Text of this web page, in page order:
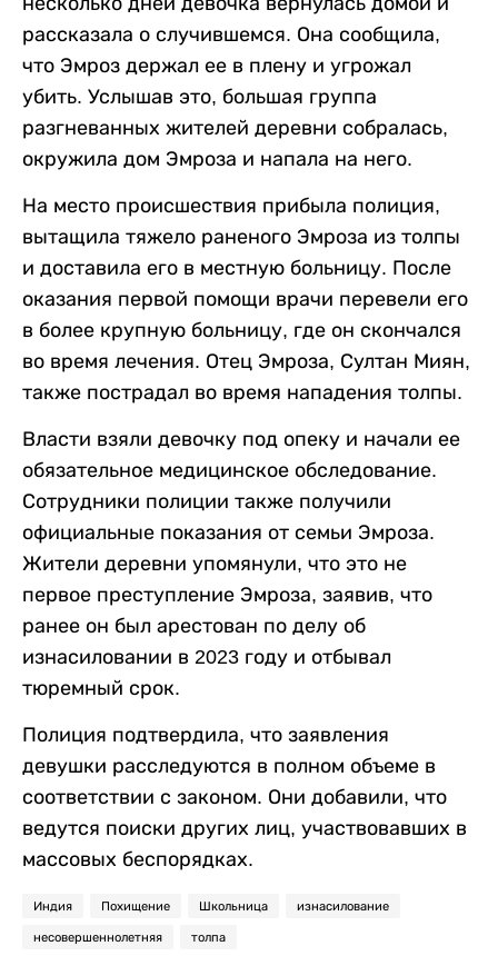
рассказала о случившемся. Она сообщила,
что Эмроз держал ее в плену и угрожал
убить. Услышав это, большая группа
разгневанных жителей деревни собралась,
окружила дом Эмроза и напала на него.
На место происшествия прибыла полиция,
вытащила тяжело раненого Эмроза из толпы
и доставила его в местную больницу. После
оказания первой помощи врачи перевели его
в более крупную больницу, где он скончался
во время лечения. Отец Эмроза, Султан Миян,
также пострадал во время нападения толпы.
Власти взяли девочку под опеку и начали ее
обязательное медицинское обследование.
Сотрудники полиции также получили
официальные показания от семьи Эмроза.
Жители деревни упомянули, что это не
первое преступление Эмроза, заявив, что
ранее он был арестован по делу об
изнасиловании в 2023 году и отбывал
тюремный срок.
Полиция подтвердила, что заявления
девушки расследуются в полном объеме в
соответствии с законом. Они добавили, что
ведутся поиски других лиц, участвовавших в
массовых беспорядках.
Индия Похищение Школьница изнасилование
несовершеннолетняя толпа